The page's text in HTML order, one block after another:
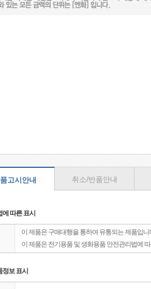
고시안내 취소/반품안내
에 따른 표시
이 제품은 구매대행을 통하여 유통되는 제품입니
이 제품은 전기용품 및 생화용품 안전관리법에
정보 표시